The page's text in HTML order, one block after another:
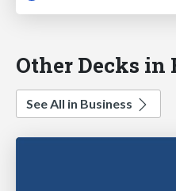
Other Decks in
See All in Business